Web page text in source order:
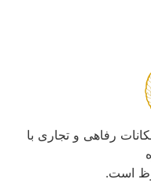
رفاهی و تجاری با
است.